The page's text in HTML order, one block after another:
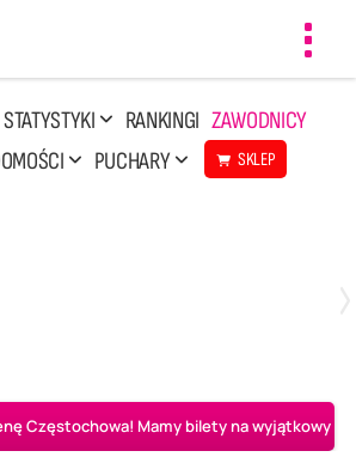
STATYSTYKI RANKINGI ZAWODNICY
PUCHARY SKLEP
Częstochowa! Mamy bilety na wyjątkowy